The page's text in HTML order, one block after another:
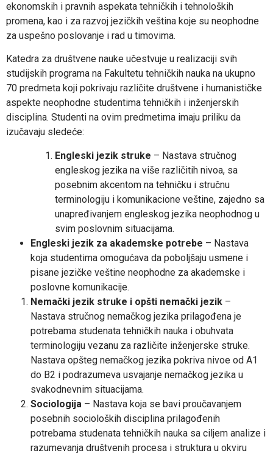
ekonomskih i pravnih aspekata tehničkih i tehnoloških
promena, kao i za razvoj jezičkih veština koje su neophodne
za uspešno poslovanje i rad u timovima.
Katedra za društvene nauke učestvuje u realizaciji svih
studijskih programa na Fakultetu tehničkih nauka na ukupno
70 predmeta koji pokrivaju različite društvene i humanističke
aspekte neophodne studentima tehničkih i inženjerskih
disciplina. Studenti na ovim predmetima imaju priliku da
izučavaju sledeće:
Engleski jezik struke – Nastava stručnog
engleskog jezika na više različitih nivoa, sa
posebnim akcentom na tehničku i stručnu
terminologiju i komunikacione veštine, zajedno sa
unapređivanjem engleskog jezika neophodnog u
svim poslovnim situacijama.
Engleski jezik za akademske potrebe – Nastava
koja studentima omogućava da poboljšaju usmene i
pisane jezičke veštine neophodne za akademske i
poslovne komunikacije.
Nemački jezik struke i opšti nemački jezik –
Nastava stručnog nemačkog jezika prilagođena je
potrebama studenata tehničkih nauka i obuhvata
terminologiju vezanu za različite inženjerske struke.
Nastava opšteg nemačkog jezika pokriva nivoe od A1
do B2 i podrazumeva usvajanje nemačkog jezika u
svakodnevnim situacijama.
Sociologija – Nastava koja se bavi proučavanjem
posebnih socioloških disciplina prilagođenih
potrebama studenata tehničkih nauka sa ciljem analize i
razumevanja društvenih procesa i struktura u okviru